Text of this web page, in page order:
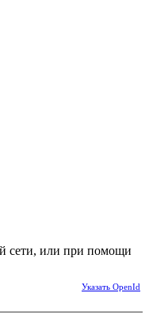
сети, или при помощи
Указать OpenId